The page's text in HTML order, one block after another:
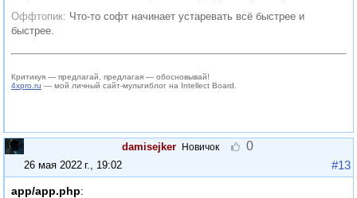
Что-то софт начинает устаревать всё быстрее и
быстрее.
Критикуя — предлагай, предлагая — обосновывай!
4xpro.ru — мой личный сайт-мультиблог на Intellect Board.
damisejker Новичок 0
26 мая 2022 г., 19:02 #13
app/app.php: